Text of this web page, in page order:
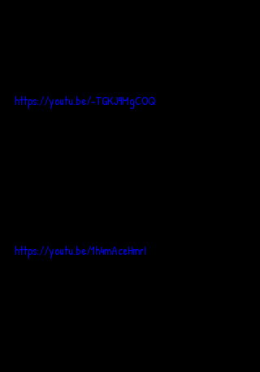
https://youtu.be/-TGKJ9MgCOQ
https://youtu.be/1h4mAceHmrI